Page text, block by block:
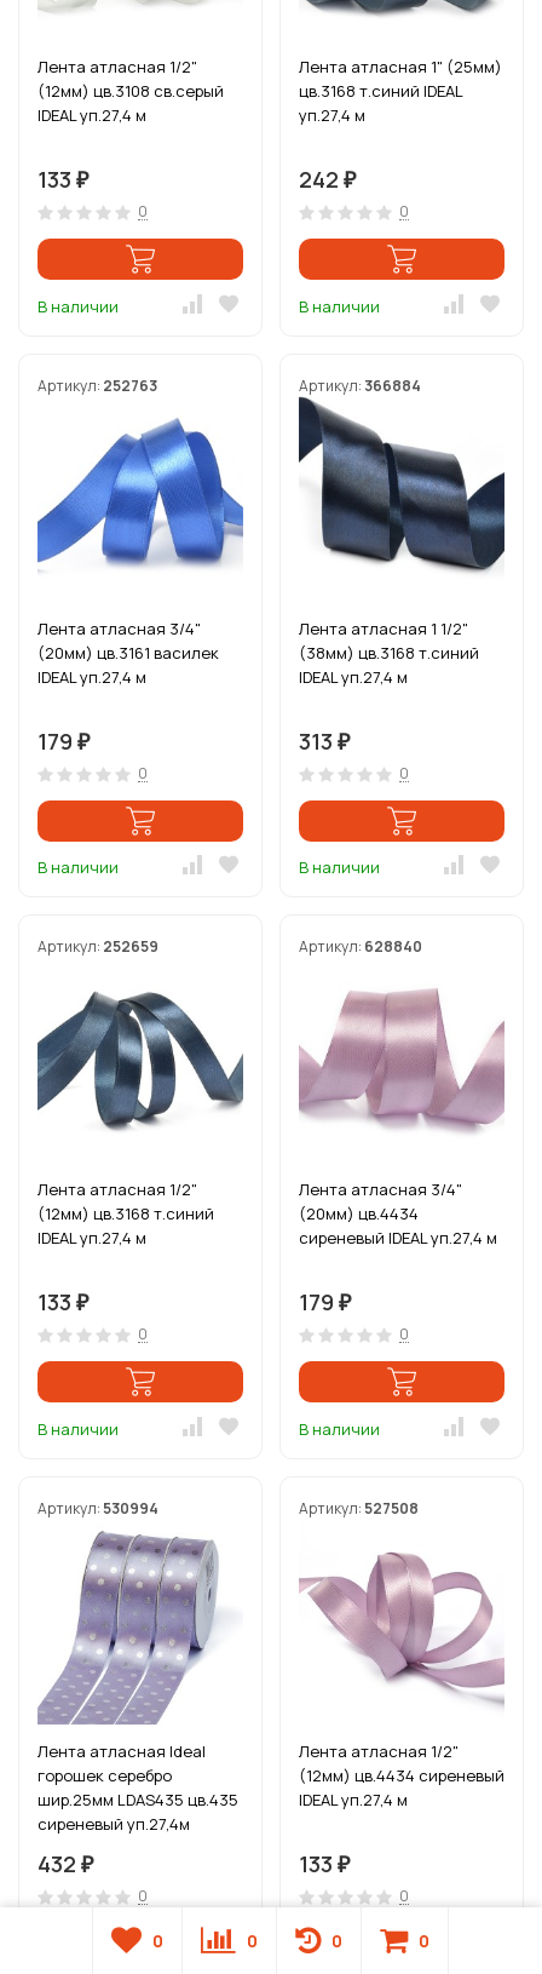
Лента атласная 1/2"
(12мм) цв.3108 св.серый
IDEAL уп.27,4 м
133 ₽
0
В наличии
Лента атласная 1" (25мм)
цв.3168 т.синий IDEAL
уп.27,4 м
242 ₽
0
В наличии
Артикул: 252763
Лента атласная 3/4"
(20мм) цв.3161 василек
IDEAL уп.27,4 м
179 ₽
0
В наличии
Артикул: 366884
Лента атласная 1 1/2"
(38мм) цв.3168 т.синий
IDEAL уп.27,4 м
313 ₽
0
В наличии
Артикул: 252659
Лента атласная 1/2"
(12мм) цв.3168 т.синий
IDEAL уп.27,4 м
133 ₽
0
В наличии
Артикул: 628840
Лента атласная 3/4"
(20мм) цв.4434
сиреневый IDEAL уп.27,4 м
179 ₽
0
В наличии
Артикул: 530994
Лента атласная Ideal
горошек серебро
шир.25мм LDAS435 цв.435
сиреневый уп.27,4м
432 ₽
0
Артикул: 527508
Лента атласная 1/2"
(12мм) цв.4434 сиреневый
IDEAL уп.27,4 м
133 ₽
0
0 0 0 0